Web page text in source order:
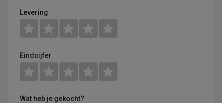
Levering
Eindcijfer
Wat heb je gekocht?